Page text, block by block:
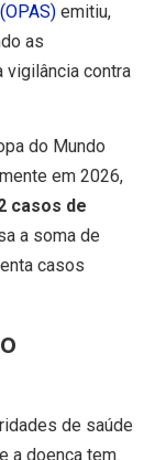
emitiu,
as
vigilância contra
do Mundo
em 2026,
casos de
a soma de
casos
de saúde
a doença tem.